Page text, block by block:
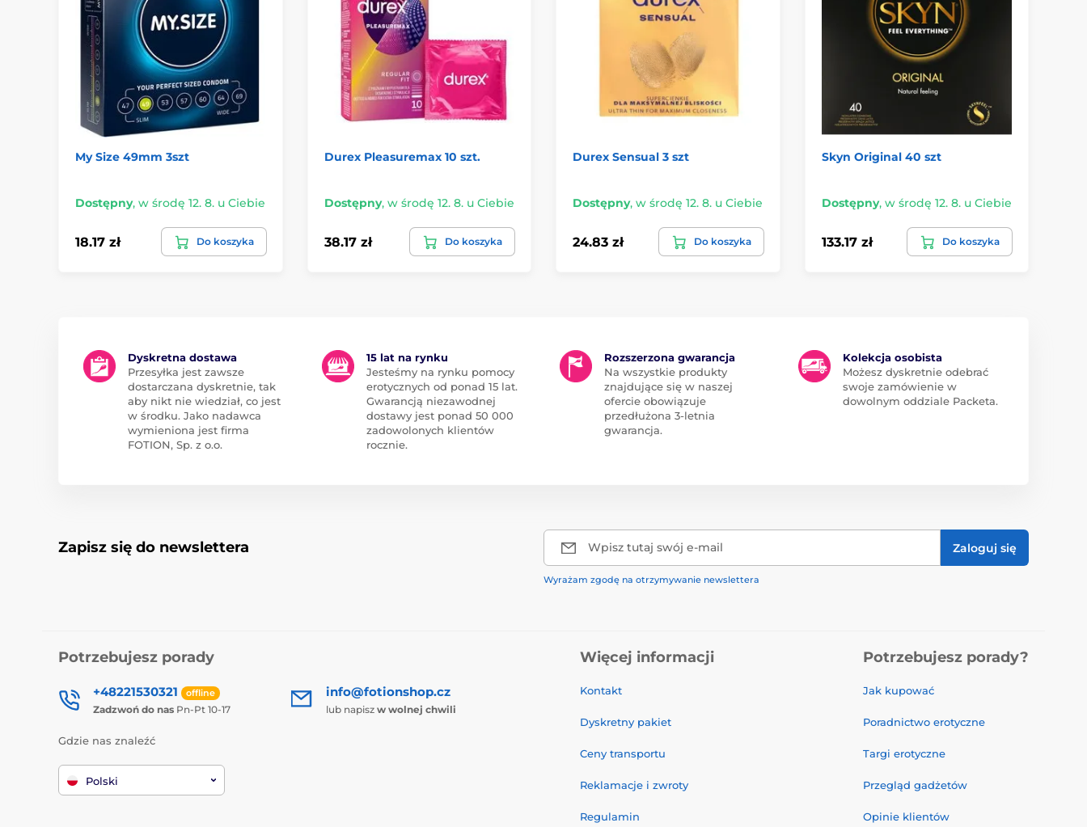
My Size 49mm 3szt
Dostępny, w środę 12. 8. u Ciebie
18.17 zł Do koszyka
Durex Pleasuremax 10 szt.
Dostępny, w środę 12. 8. u Ciebie
38.17 zł Do koszyka
Durex Sensual 3 szt
Dostępny, w środę 12. 8. u Ciebie
24.83 zł Do koszyka
Skyn Original 40 szt
Dostępny, w środę 12. 8. u Ciebie
133.17 zł Do koszyka
Dyskretna dostawa
Przesyłka jest zawsze
dostarczana dyskretnie, tak
aby nikt nie wiedział, co jest
w środku. Jako nadawca
wymieniona jest firma
FOTION, Sp. z o.o.
15 lat na rynku
Jesteśmy na rynku pomocy
erotycznych od ponad 15 lat.
Gwarancją niezawodnej
dostawy jest ponad 50 000
zadowolonych klientów
rocznie.
Rozszerzona gwarancja
Na wszystkie produkty
znajdujące się w naszej
ofercie obowiązuje
przedłużona 3-letnia
gwarancja.
Kolekcja osobista
Możesz dyskretnie odebrać
swoje zamówienie w
dowolnym oddziale Packeta.
Zapisz się do newslettera Wpisz tutaj swój e-mail Zaloguj się
Wyrażam zgodę na otrzymywanie newslettera
Potrzebujesz porady
+48221530321 offline
Zadzwoń do nas Pn-Pt 10-17
info@fotionshop.cz
lub napisz w wolnej chwili
Gdzie nas znaleźć
Polski
Więcej informacji
Kontakt
Dyskretny pakiet
Ceny transportu
Reklamacje i zwroty
Regulamin
Potrzebujesz porady?
Jak kupować
Poradnictwo erotyczne
Targi erotyczne
Przegląd gadżetów
Opinie klientów